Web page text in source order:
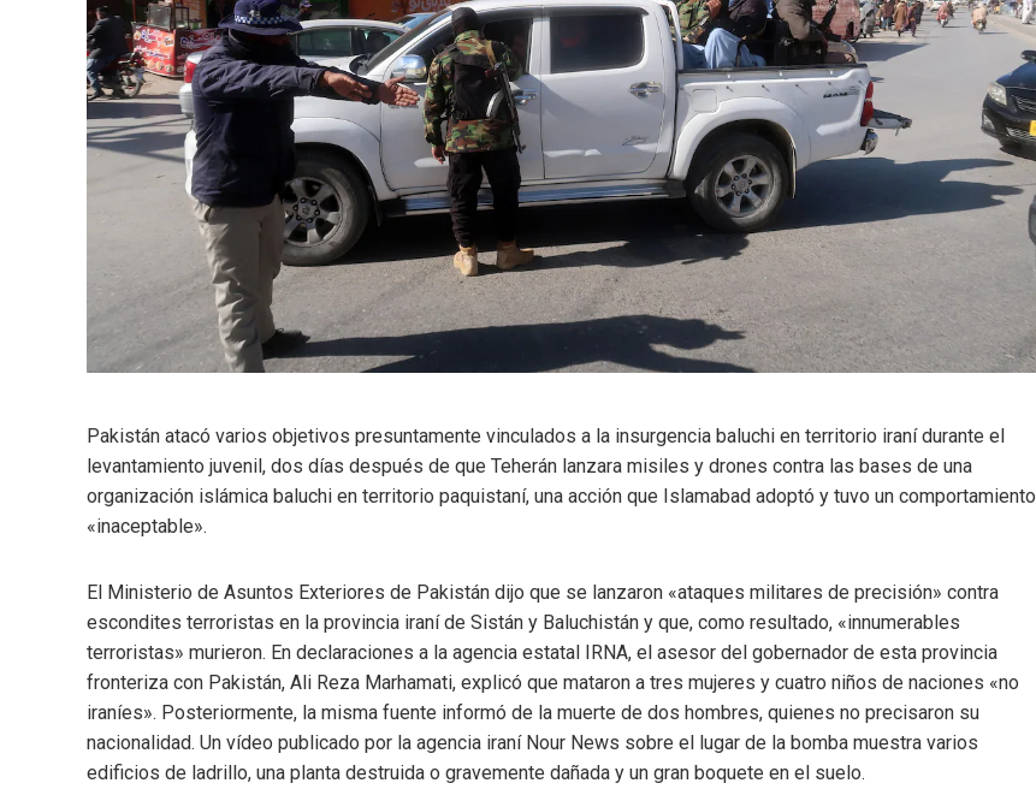
Pakistán atacó varios objetivos presuntamente vinculados a la insurgencia baluchi en territorio iraní durante el
levantamiento juvenil, dos días después de que Teherán lanzara misiles y drones contra las bases de una
organización islámica baluchi en territorio paquistaní, una acción que Islamabad adoptó y tuvo un comportamiento
«inaceptable».
El Ministerio de Asuntos Exteriores de Pakistán dijo que se lanzaron «ataques militares de precisión» contra
escondites terroristas en la provincia iraní de Sistán y Baluchistán y que, como resultado, «innumerables
terroristas» murieron. En declaraciones a la agencia estatal IRNA, el asesor del gobernador de esta provincia
fronteriza con Pakistán, Ali Reza Marhamati, explicó que mataron a tres mujeres y cuatro niños de naciones «no
iraníes». Posteriormente, la misma fuente informó de la muerte de dos hombres, quienes no precisaron su
nacionalidad. Un vídeo publicado por la agencia iraní Nour News sobre el lugar de la bomba muestra varios
edificios de ladrillo, una planta destruida o gravemente dañada y un gran boquete en el suelo.